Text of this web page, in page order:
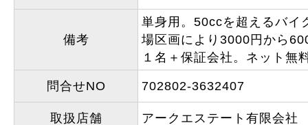
備考
単身用。50ccを超えるバイ
場区画により3000円から
１名＋保証会社。ネット無
問合せNO 702802-3632407
取扱店舗 アークエステート有限会社